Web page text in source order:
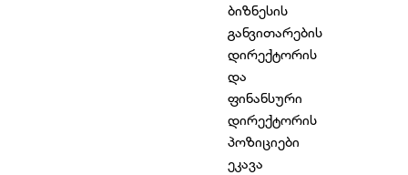
ბიზნესის
განვითარების
დირექტორის
და
ფინანსური
დირექტორის
პოზიციები
ეკავა